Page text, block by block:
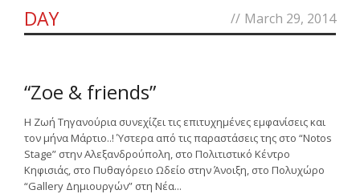
DAY // March 29, 2014
“Zoe & friends”
Η Ζωή Τηγανούρια συνεχίζει τις επιτυχημένες εμφανίσεις και
τον μήνα Μάρτιο..! Ύστερα από τις παραστάσεις της στο “Νotos
Stage” στην Αλεξανδρούπολη, στο Πολιτιστικό Κέντρο
Κηφισιάς, στο Πυθαγόρειο Ωδείο στην Άνοιξη, στο Πολυχώρο
“Gallery Δημιουργών” στη Νέα...